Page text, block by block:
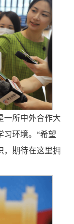
一所中外合作大
习环境。“希望
，期待在这里拥